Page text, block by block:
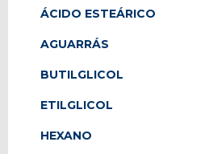
ÁCIDO ESTEÁRICO
AGUARRÁS
BUTILGLICOL
ETILGLICOL
HEXANO